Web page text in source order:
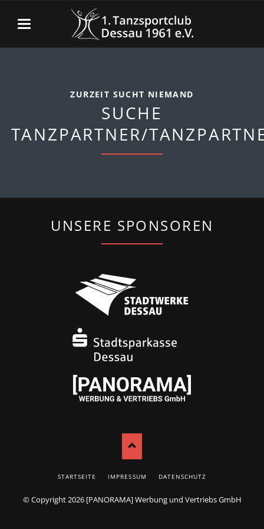
ZURZEIT SUCHT NIEMAND
SUCHE
TANZPARTNER/
UNSERE SPONSOREN
NAVIGATION
ÜBERSPRINGEN
STARTSEITE IMPRESSUM DATENSCHUTZ
© Copyright 2026 [PANORAMA] Werbung und Vertriebs GmbH